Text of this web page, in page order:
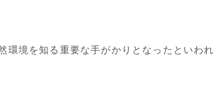
環境を知る重要な手がかりとなったといわれ